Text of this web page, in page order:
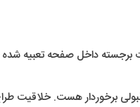
داخل صفحه تعبیه شده
برخوردار هست. خلاقیت طراح